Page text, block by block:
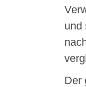
und
Der